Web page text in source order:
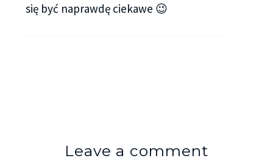
się być naprawdę ciekawe 😉
Leave a comment